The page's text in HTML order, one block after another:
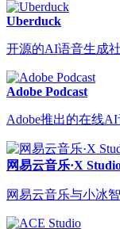
Uberduck
开源的AI语音生成
Adobe Podcast
Adobe推出的在线
网易云音乐·X
网易云音乐与小冰